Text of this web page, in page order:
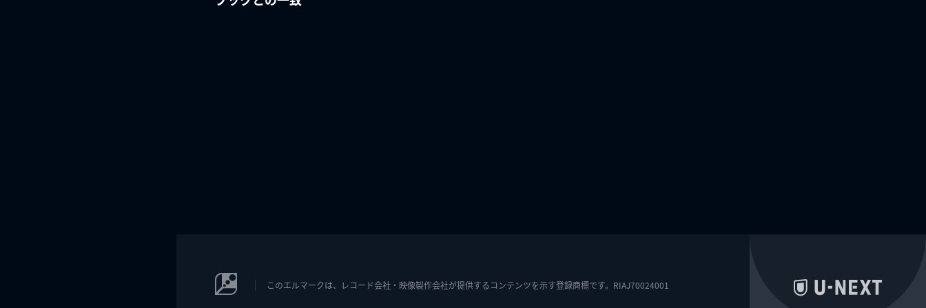
このエルマークは、レコード会社・映像製作会社が提供するコンテンツを示す登録商標です。RIAJ70024001